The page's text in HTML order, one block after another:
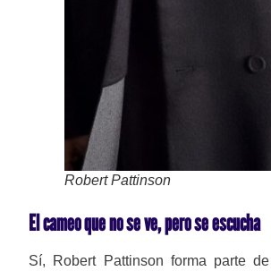
Robert Pattinson
El cameo que no se ve, pero se escucha
Sí, Robert Pattinson forma parte de